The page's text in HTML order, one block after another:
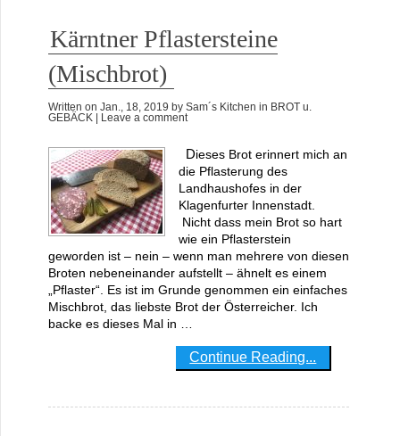
Kärntner Pflastersteine
(Mischbrot)
Written on Jan., 18, 2019 by Sam´s Kitchen in BROT u.
GEBÄCK
| Leave a comment
Dieses Brot erinnert mich an
die Pflasterung des
Landhaushofes in der
Klagenfurter Innenstadt.
Nicht dass mein Brot so hart
wie ein Pflasterstein
geworden ist – nein – wenn man mehrere von diesen
Broten nebeneinander aufstellt – ähnelt es einem
„Pflaster“. Es ist im Grunde genommen ein einfaches
Mischbrot, das liebste Brot der Österreicher. Ich
backe es dieses Mal in …
Continue Reading...